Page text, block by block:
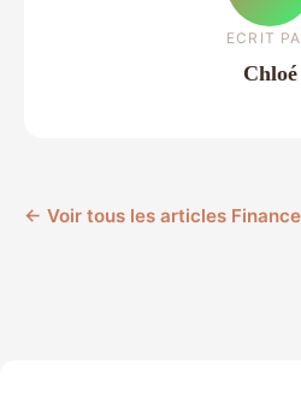
ECRIT
Chloé
← Voir tous les articles Finance